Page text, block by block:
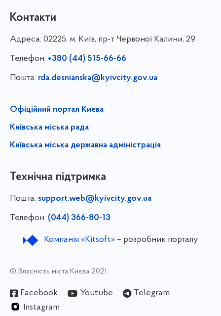
Контакти
Адреса: 02225, м. Київ, пр-т Червоної Калини, 29
Телефон: +380 (44) 515-66-66
Пошта: rda.desnianska@kyivcity.gov.ua
Офіційний портал Києва
Київська міська рада
Київська міська державна адміністрація
Технічна підтримка
Пошта: support.web@kyivcity.gov.ua
Телефон: (044) 366-80-13
Компанія «Kitsoft»– розробник порталу
© Власність міста Києва 2021
Facebook Youtube
Telegram
Instagram